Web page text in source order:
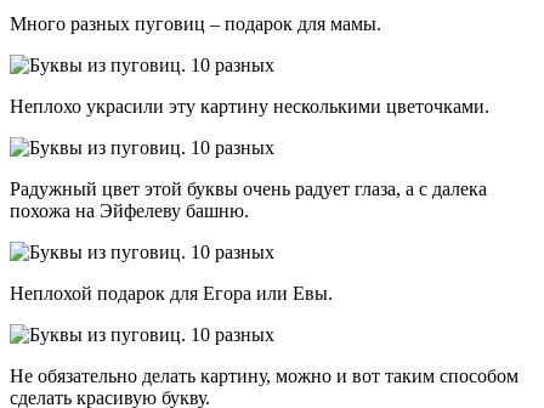
Много разных пуговиц – подарок для мамы.
Неплохо украсили эту картину несколькими цветочками.
Радужный цвет этой буквы очень радует глаза, а с далека
похожа на Эйфелеву башню.
Неплохой подарок для Егора или Евы.
Не обязательно делать картину, можно и вот таким способом
сделать красивую букву.